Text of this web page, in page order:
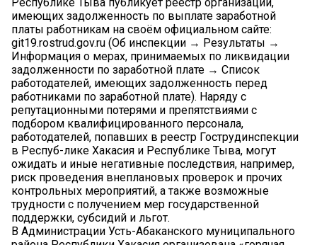
имеющих задолженность по выплате заработной
платы работникам на своём официальном сайте:
git19.rostrud.gov.ru (Об инспекции → Результаты →
Информация о мерах, принимаемых по ликвидации
задолженности по заработной плате → Список
работодателей, имеющих задолженность перед
работниками по заработной плате). Наряду с
репутационными потерями и препятствиями с
подбором квалифицированного персонала,
работодателей, попавших в реестр Гострудинспекции
в Респуб-лике Хакасия и Республике Тыва, могут
ожидать и иные негативные последствия, например,
риск проведения внеплановых проверок и прочих
контрольных мероприятий, а также возможные
трудности с получением мер государственной
поддержки, субсидий и льгот.
В Администрации Усть-Абаканского муниципального